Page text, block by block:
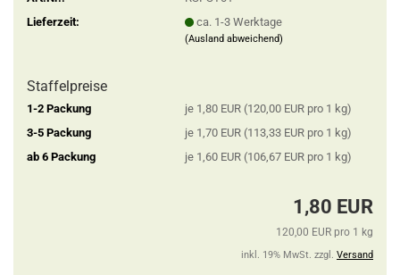
Lieferzeit:
ca. 1-3 Werktage
(Ausland abweichend)
Staffelpreise
1-2 Packung
je 1,80 EUR (120,00 EUR pro 1 kg)
3-5 Packung
je 1,70 EUR (113,33 EUR pro 1 kg)
ab 6 Packung
je 1,60 EUR (106,67 EUR pro 1 kg)
1,80 EUR
120,00 EUR pro 1 kg
inkl. 19% MwSt. zzgl. Versand